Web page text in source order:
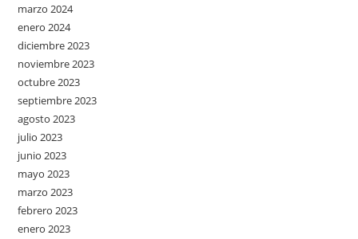
marzo 2024
enero 2024
diciembre 2023
noviembre 2023
octubre 2023
septiembre 2023
agosto 2023
julio 2023
junio 2023
mayo 2023
marzo 2023
febrero 2023
enero 2023